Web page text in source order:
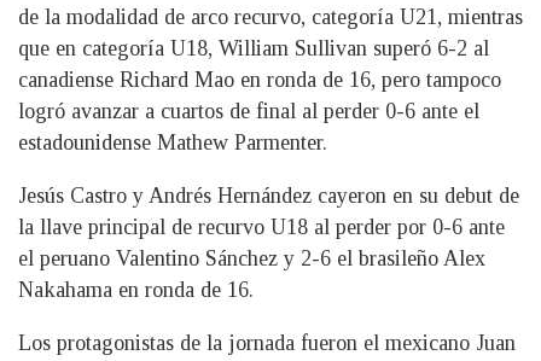
de la modalidad de arco recurvo, categoría U21, mientras
que en categoría U18, William Sullivan superó 6-2 al
canadiense Richard Mao en ronda de 16, pero tampoco
logró avanzar a cuartos de final al perder 0-6 ante el
estadounidense Mathew Parmenter.
Jesús Castro y Andrés Hernández cayeron en su debut de
la llave principal de recurvo U18 al perder por 0-6 ante
el peruano Valentino Sánchez y 2-6 el brasileño Alex
Nakahama en ronda de 16.
Los protagonistas de la jornada fueron el mexicano Juan